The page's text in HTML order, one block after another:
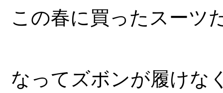
この春に買ったスーツ
なってズボンが履けな